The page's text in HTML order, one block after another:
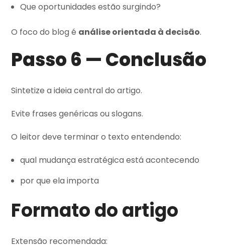
Que oportunidades estão surgindo?
O foco do blog é análise orientada à decisão.
Passo 6 — Conclusão
Sintetize a ideia central do artigo.
Evite frases genéricas ou slogans.
O leitor deve terminar o texto entendendo:
qual mudança estratégica está acontecendo
por que ela importa
Formato do artigo
Extensão recomendada: